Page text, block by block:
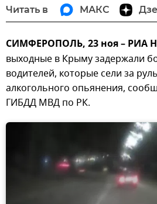
Читать в МАКС
СИМФЕРОПОЛЬ, 23 ноя – РИА
выходные в Крыму задержали
водителей, которые сели за
алкогольного опьянения,
ГИБДД МВД по РК.